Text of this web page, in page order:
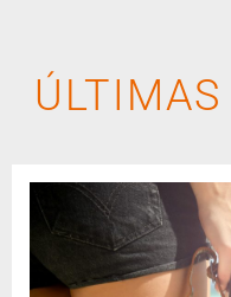
ÚLTIMAS